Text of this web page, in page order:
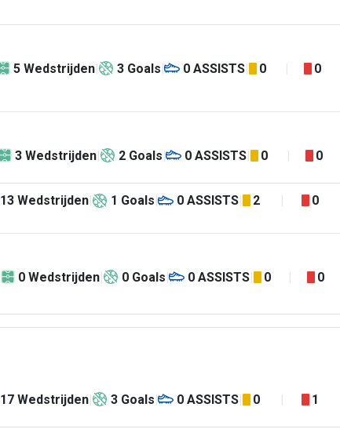
5 Wedstrijden 3 Goals 0 ASSISTS 0 0
3 Wedstrijden 2 Goals 0 ASSISTS 0 0
13 Wedstrijden 1 Goals 0 ASSISTS 2 0
0 Wedstrijden 0 Goals 0 ASSISTS 0 0
17 Wedstrijden 3 Goals 0 ASSISTS 0 1